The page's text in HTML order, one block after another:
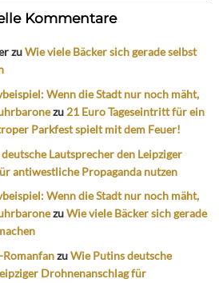
Kommentare
zuWie viele Bäcker sich gerade selbst
Wenn die Stadt nur noch mäht,
zu 21 Euro Tageseintritt für ein
Parkfest spielt mit dem Feuer!
Lautsprecher den Leipziger
antiwestliche Propaganda nutzen
Wenn die Stadt nur noch mäht,
zuWie viele Bäcker sich gerade
zuWie Putins deutsche
Drohnenanschlag für